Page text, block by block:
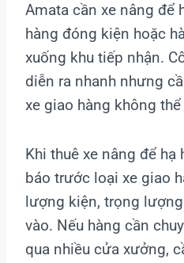
Amata cần xe nâng để
hàng đóng kiện hoặc
xuống khu tiếp nhận.
diễn ra nhanh nhưng
xe giao hàng không
Khi thuê xe nâng để hạ
báo trước loại xe giao
lượng kiện, trọng
vào. Nếu hàng cần
qua nhiều cửa xưởng,